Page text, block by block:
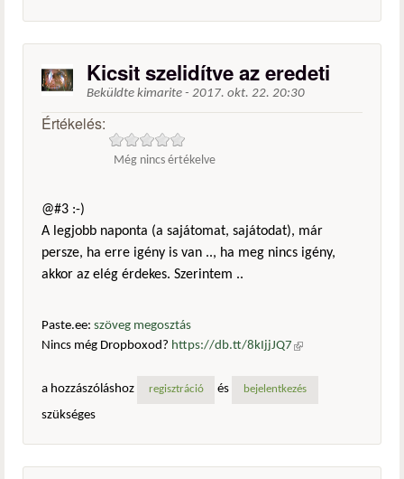
Kicsit szelidítve az eredeti
Beküldte kimarite - 2017. okt. 22. 20:30
Értékelés:
Még nincs értékelve
@#3 :-)
A legjobb naponta (a sajátomat, sajátodat), már
persze, ha erre igény is van .., ha meg nincs igény,
akkor az elég érdekes. Szerintem ..
Paste.ee: szöveg megosztás
Nincs még Dropboxod? https://db.tt/8kIjjJQ7 (külső
a hozzászóláshoz
regisztráció és bejelentkezés
szükséges